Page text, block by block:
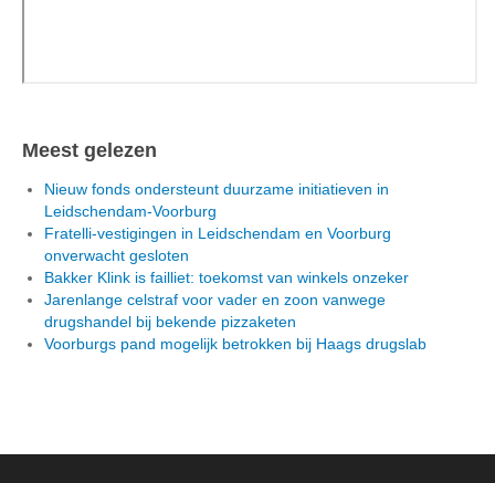
Meest gelezen
Nieuw fonds ondersteunt duurzame initiatieven in
Leidschendam-Voorburg
Fratelli-vestigingen in Leidschendam en Voorburg
onverwacht gesloten
Bakker Klink is failliet: toekomst van winkels onzeker
Jarenlange celstraf voor vader en zoon vanwege
drugshandel bij bekende pizzaketen
Voorburgs pand mogelijk betrokken bij Haags drugslab